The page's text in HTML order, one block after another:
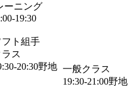
ーニング
19:30
フト組手
ラス
20:30野地 一般クラス
19:30-21:00野地